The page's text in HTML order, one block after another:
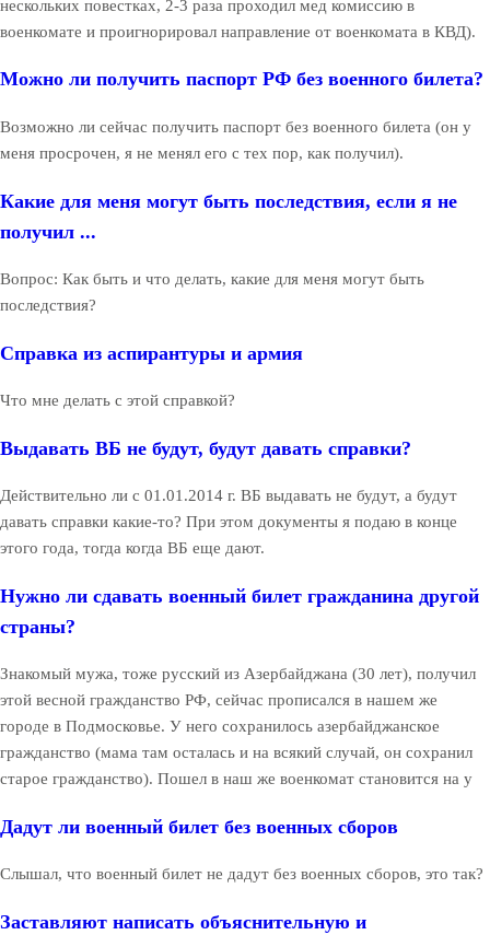
нескольких повестках, 2-3 раза проходил мед комиссию в
военкомате и проигнорировал направление от военкомата в КВД).
Можно ли получить паспорт РФ без военного билета?
Возможно ли сейчас получить паспорт без военного билета (он у
меня просрочен, я не менял его с тех пор, как получил).
Какие для меня могут быть последствия, если я не
получил ...
Вопрос: Как быть и что делать, какие для меня могут быть
последствия?
Справка из аспирантуры и армия
Что мне делать с этой справкой?
Выдавать ВБ не будут, будут давать справки?
Действительно ли с 01.01.2014 г. ВБ выдавать не будут, а будут
давать справки какие-то? При этом документы я подаю в конце
этого года, тогда когда ВБ еще дают.
Нужно ли сдавать военный билет гражданина другой
страны?
Знакомый мужа, тоже русский из Азербайджана (30 лет), получил
этой весной гражданство РФ, сейчас прописался в нашем же
городе в Подмосковье. У него сохранилось азербайджанское
гражданство (мама там осталась и на всякий случай, он сохранил
старое гражданство). Пошел в наш же военкомат становится на у
Дадут ли военный билет без военных сборов
Слышал, что военный билет не дадут без военных сборов, это так?
Заставляют написать объяснительную и